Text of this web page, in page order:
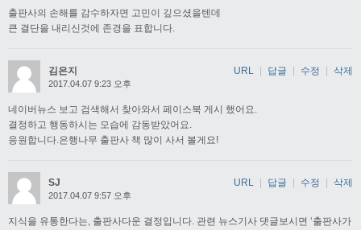
출판사의 손해를 감수하자면 고민이 깊으셨을텐데
큰 결단을 내리신것에 존경을 표합니다.
김은지
2017.04.07 9:23 오후
네이버뉴스 보고 검색해서 찾아와서 페이스북 게시 했어요.
결정하고 행동하시는 모습에 감동받았어요.
응원합니다.은행나무 출판사 책 많이 사서 볼게요!
URL 답글 수정 삭제
SJ
2017.04.07 9:57 오후
지식을 유통한다는, 출판사다운 결정입니다. 관련 뉴스기사 댓글보시면 ‘출판사가
URL 답글 수정 삭제